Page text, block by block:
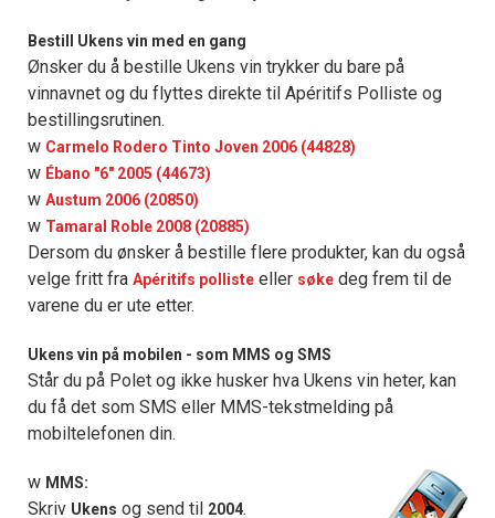
Bestill Ukens vin med en gang
Ønsker du å bestille Ukens vin trykker du bare på
vinnavnet og du flyttes direkte til Apéritifs Polliste og
bestillingsrutinen.
w Carmelo Rodero Tinto Joven 2006 (44828)
w Ébano "6" 2005 (44673)
w Austum 2006 (20850)
w Tamaral Roble 2008 (20885)
Dersom du ønsker å bestille flere produkter, kan du også
velge fritt fra Apéritifs polliste eller søke deg frem til de
varene du er ute etter.
Ukens vin på mobilen - som MMS og SMS
Står du på Polet og ikke husker hva Ukens vin heter, kan
du få det som SMS eller MMS-tekstmelding på
mobiltelefonen din.
w MMS:
Skriv Ukens og send til 2004.